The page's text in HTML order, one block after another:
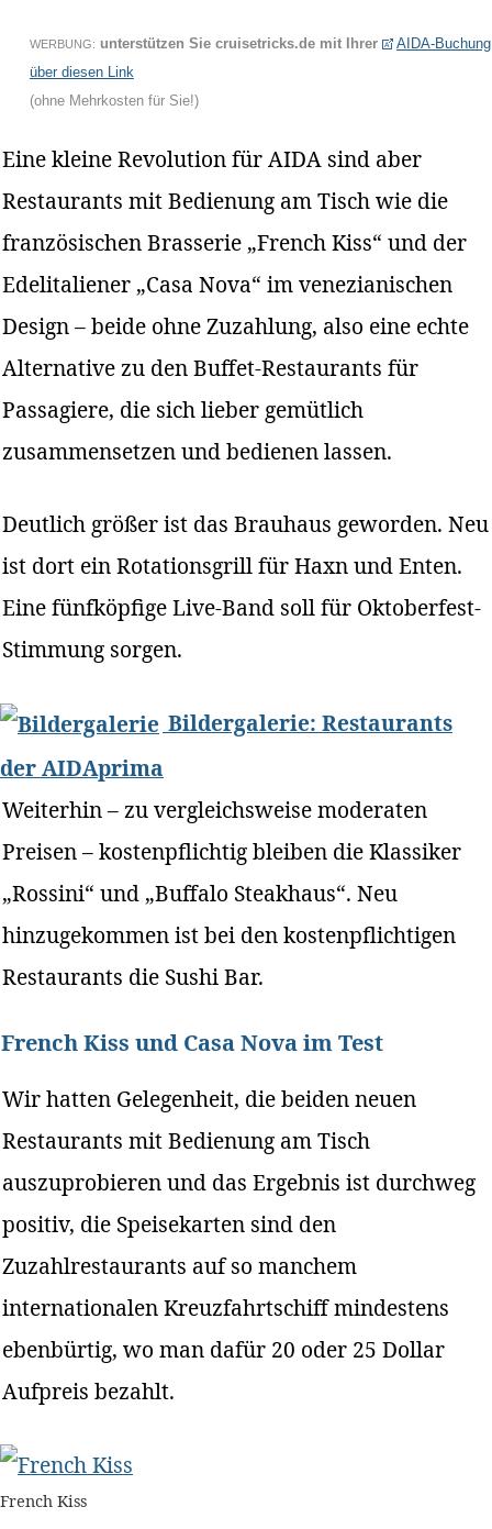
WERBUNG: unterstützen Sie cruisetricks.de mit Ihrer
AIDA-Buchung
über diesen Link
(ohne Mehrkosten für Sie!)
Eine kleine Revolution für AIDA sind aber
Restaurants mit Bedienung am Tisch wie die
französischen Brasserie „French Kiss“ und der
Edelitaliener „Casa Nova“ im venezianischen
Design – beide ohne Zuzahlung, also eine echte
Alternative zu den Buffet-Restaurants für
Passagiere, die sich lieber gemütlich
zusammensetzen und bedienen lassen.
Deutlich größer ist das Brauhaus geworden. Neu
ist dort ein Rotationsgrill für Haxn und Enten.
Eine fünfköpfige Live-Band soll für Oktoberfest-
Stimmung sorgen.
Bildergalerie: Restaurants
der AIDAprima
Weiterhin – zu vergleichsweise moderaten
Preisen – kostenpflichtig bleiben die Klassiker
„Rossini“ und „Buffalo Steakhaus“. Neu
hinzugekommen ist bei den kostenpflichtigen
Restaurants die Sushi Bar.
French Kiss und Casa Nova im Test
Wir hatten Gelegenheit, die beiden neuen
Restaurants mit Bedienung am Tisch
auszuprobieren und das Ergebnis ist durchweg
positiv, die Speisekarten sind den
Zuzahlrestaurants auf so manchem
internationalen Kreuzfahrtschiff mindestens
ebenbürtig, wo man dafür 20 oder 25 Dollar
Aufpreis bezahlt.
French Kiss